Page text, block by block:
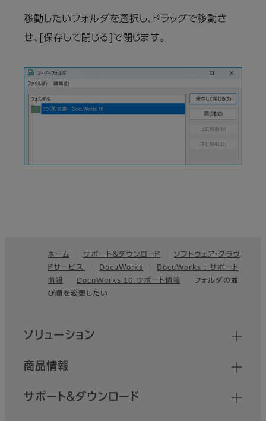
移動したいフォルダを選択し、ドラッグで移動さ
せ、[保存して閉じる]で閉じます。
フッター
ホーム サポート＆ダウンロード
ソフトウェア・クラウ
ドサービス
DocuWorks
DocuWorks : サポート
情報
DocuWorks 10 サポート情報
フォルダの並
び順を変更したい
クイックリンク
ソリューション
商品情報
サポート＆ダウンロード